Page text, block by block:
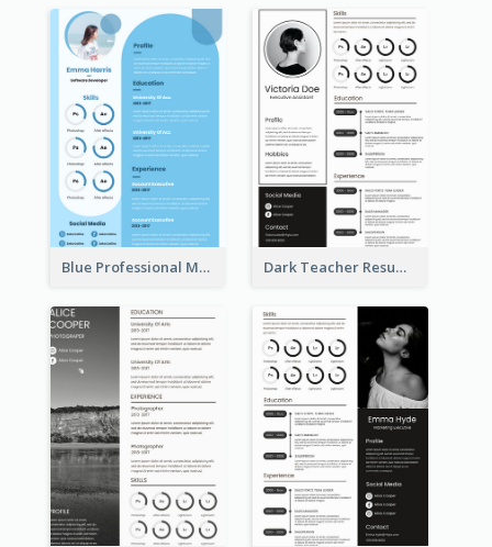
Blue Professional Marketing Resume Dark Teacher Resume